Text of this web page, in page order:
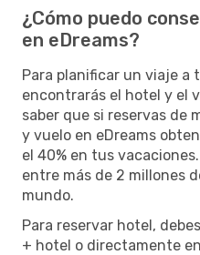
¿Cómo puedo
en eDreams?
Para planificar un viaje a
encontrarás el hotel y el
saber que si reservas de
y vuelo en eDreams
el 40% en tus
entre más de 2 millones
mundo.
Para reservar hotel,
+ hotel o directamente